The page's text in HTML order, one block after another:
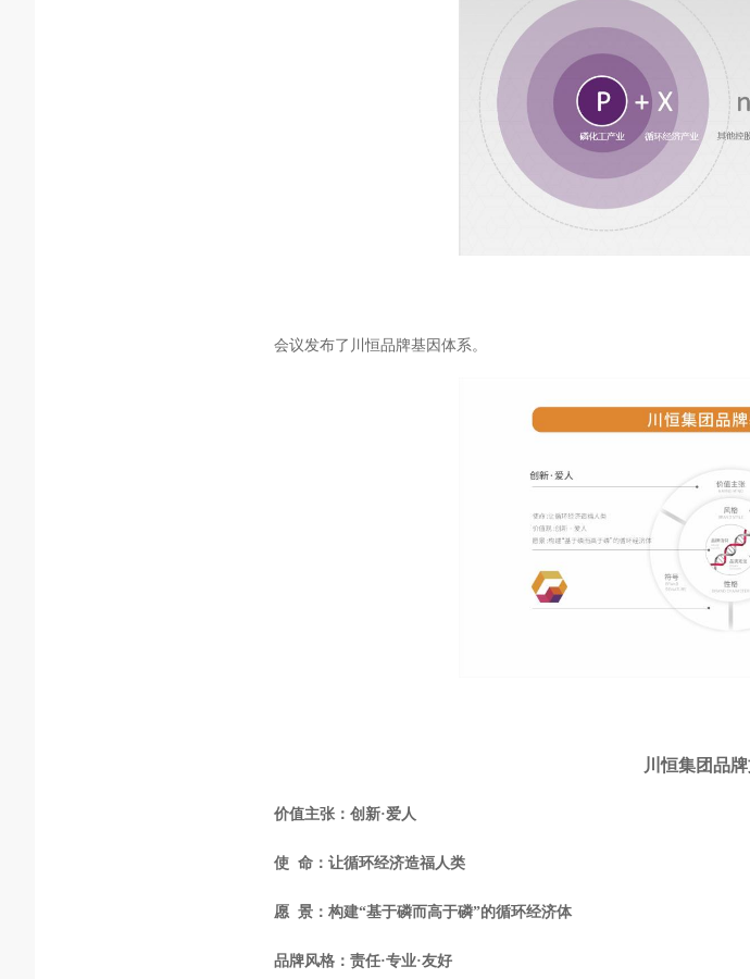
会议发布了川恒品牌基因体系。
川恒集团品
价值主张：创新·爱人
使 命：让循环经济造福人类
愿 景：构建“基于磷而高于磷”的循环经济体
品牌风格：责任·专业·友好